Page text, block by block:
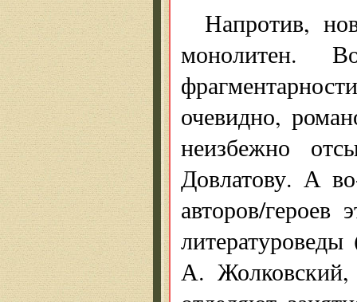
Напротив,
монолитен.
очевидно,
неизбежно
Довлатову. А
авторов/героев
А.